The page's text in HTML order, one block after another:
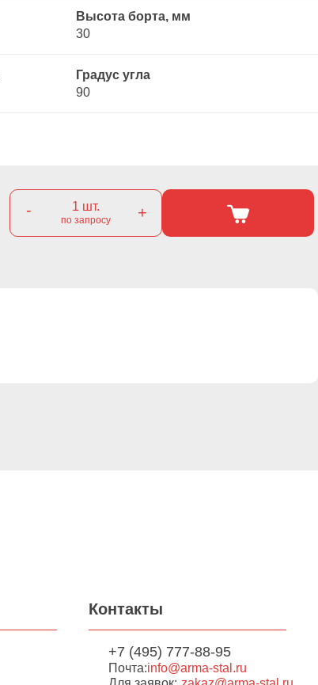
Высота борта, мм
30
Градус угла
90
- 1 шт.
по запросу +
Контакты
+7 (495) 777-88-95
Почта:info@arma-stal.ru